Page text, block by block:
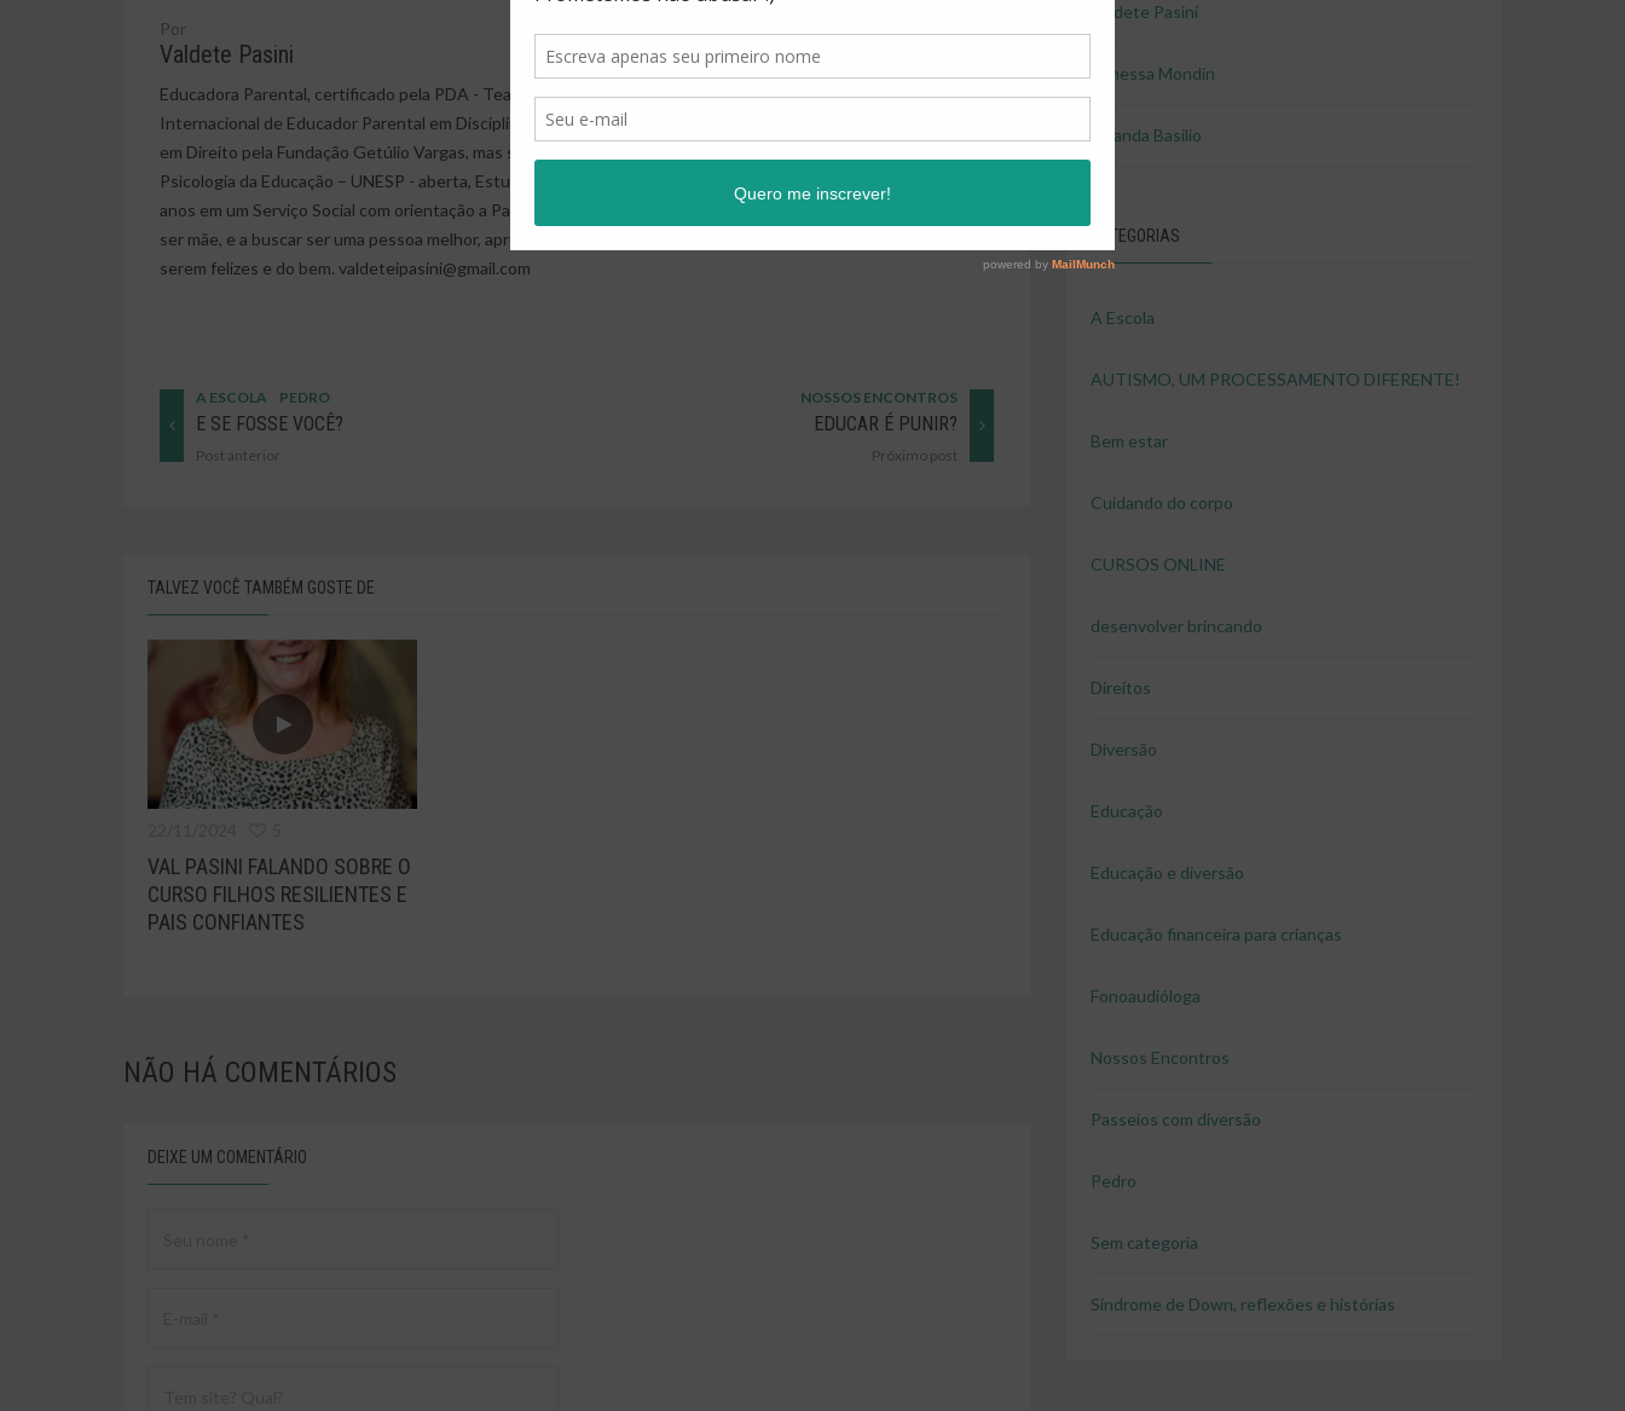
Por
Valdete Pasini
Educadora Parental, certificado pela PDA - Teaching Parenting the Positive Discipline Way - Certificação
Internacional de Educador Parental em Disciplina Positiva. Tenho como 1a. Formação o Direito, Pós-graduada
em Direito pela Fundação Getúlio Vargas, mas sempre tive interesse em educação e formação de crianças. –
Psicologia da Educação – UNESP - aberta, Estudiosa e Pesquisadora em Educação Infantil e voluntária há 21
anos em um Serviço Social com orientação a Pais e crianças. Tenho dois filhos e foram eles que me ensinaram a
ser mãe, e a buscar ser uma pessoa melhor, aprendendo sempre com eles, para cada dia mais poder ajuda-los a
serem felizes e do bem. valdeteipasini@gmail.com
A ESCOLA PEDRO
E SE FOSSE VOCÊ?
Post anterior
NOSSOS ENCONTROS
EDUCAR É PUNIR?
Próximo post
TALVEZ VOCÊ TAMBÉM GOSTE DE
VAL PASINI FALANDO SOBRE O
CURSO FILHOS RESILIENTES E
PAIS CONFIANTES
NÃO HÁ COMENTÁRIOS
DEIXE UM COMENTÁRIO
Valdete Pasini
Vanessa Mondin
Yolanda Basilio
CATEGORIAS
A Escola
AUTISMO, UM PROCESSAMENTO DIFERENTE!
Bem estar
Cuidando do corpo
CURSOS ONLINE
desenvolver brincando
Direitos
Diversão
Educação
Educação e diversão
Educação financeira para crianças
Fonoaudióloga
Nossos Encontros
Passeios com diversão
Pedro
Sem categoria
Síndrome de Down, reflexões e histórias